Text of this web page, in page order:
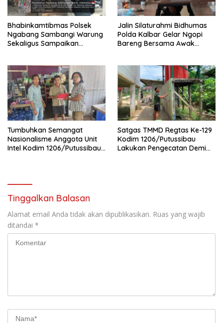
Bhabinkamtibmas Polsek
Ngabang Sambangi Warung
Sekaligus Sampaikan
Jalin Silaturahmi Bidhumas
Polda Kalbar Gelar Ngopi
Bareng Bersama Awak
Tumbuhkan Semangat
Nasionalisme Anggota Unit
Intel Kodim 1206/Putussibau
Satgas TMMD Regtas Ke-129
Kodim 1206/Putussibau
Lakukan Pengecatan Demi
Tinggalkan Balasan
Alamat email Anda tidak akan dipublikasikan. Ruas yang wajib
ditandai *